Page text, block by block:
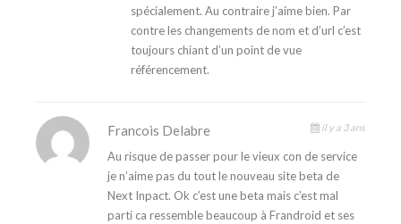
spécialement. Au contraire j’aime bien. Par
contre les changements de nom et d’url c’est
toujours chiant d’un point de vue
référencement.
Francois Delabre il y a 3 ans
Au risque de passer pour le vieux con de service
je n’aime pas du tout le nouveau site beta de
Next Inpact. Ok c’est une beta mais c’est mal
parti ca ressemble beaucoup à Frandroid et ses